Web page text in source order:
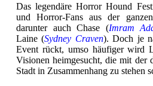
Das legendäre Horror Hound
und Horror-Fans aus der
darunter auch Chase (Imram
Laine (Sydney Craven). Doch je
Event rückt, umso häufiger wird
Visionen heimgesucht, die mit der
Stadt in Zusammenhang zu stehen